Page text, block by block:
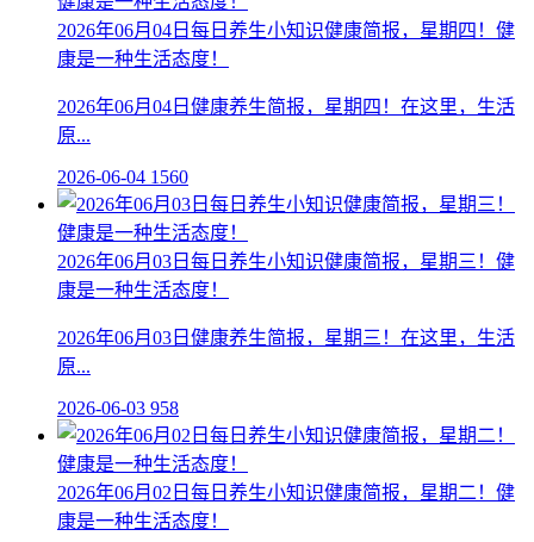
2026年06月04日每日养生小知识健康简报，星期四！健
康是一种生活态度！
2026年06月04日健康养生简报，星期四！在这里，生活
原...
2026-06-04 1560
2026年06月03日每日养生小知识健康简报，星期三！健
康是一种生活态度！
2026年06月03日健康养生简报，星期三！在这里，生活
原...
2026-06-03 958
2026年06月02日每日养生小知识健康简报，星期二！健
康是一种生活态度！